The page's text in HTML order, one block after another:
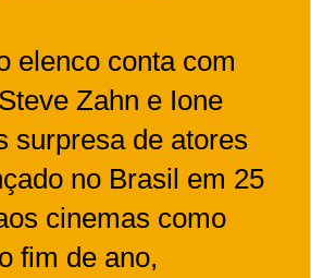
elenco conta com
Zahn e Ione
surpresa de atores
no Brasil em 25
cinemas como
fim de ano,